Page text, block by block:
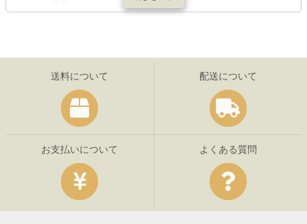
送料について 配送について
お支払いについて よくある質問